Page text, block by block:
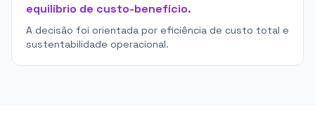
equilíbrio de custo-benefício.
A decisão foi orientada por eficiência de custo total e
sustentabilidade operacional.